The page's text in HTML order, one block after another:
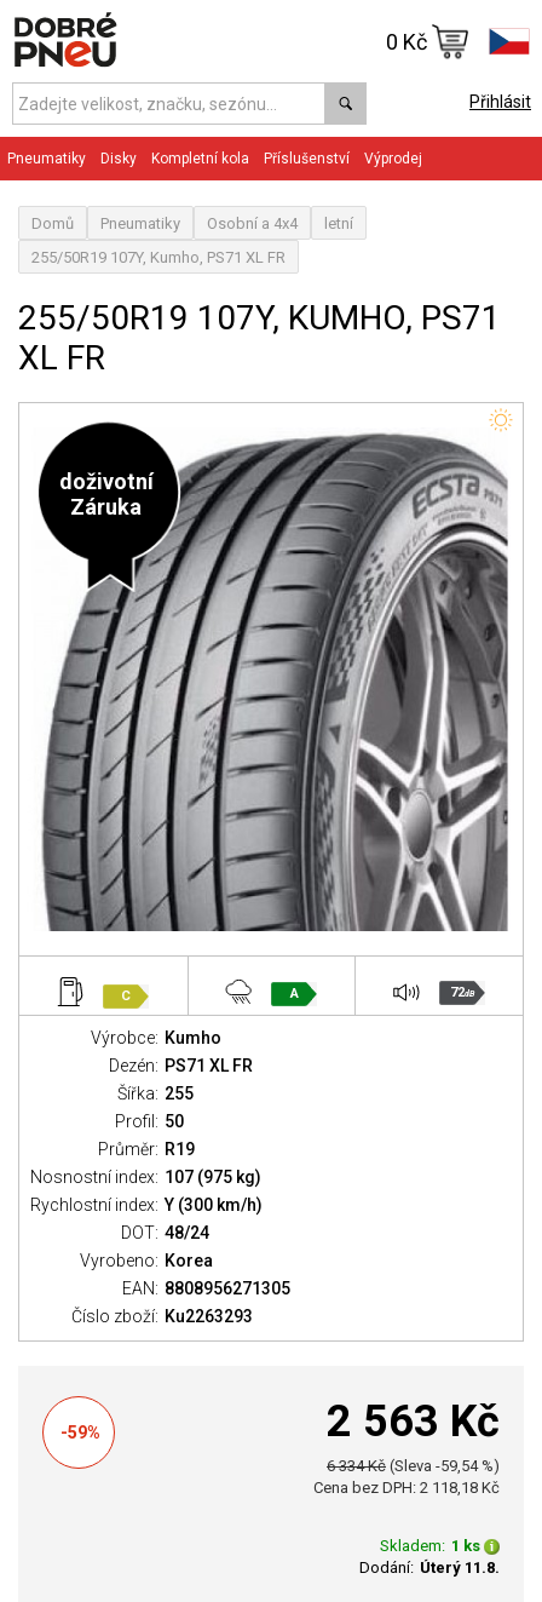
Přihlásit
0 Kč
Pneumatiky Disky Kompletní kola Příslušenství Výprodej
Domů Pneumatiky Osobní a 4x4
letní
255/50R19 107Y, Kumho, PS71 XL FR
255/50R19 107Y, KUMHO, PS71
XL FR
doživotní
Záruka
C A 72dB
Výrobce: Kumho
Dezén: PS71 XL FR
Šířka: 255
Profil: 50
Průměr: R19
Nosnostní index: 107 (975 kg)
Rychlostní index: Y (300 km/h)
DOT: 48/24
Vyrobeno: Korea
EAN: 8808956271305
Číslo zboží: Ku2263293
-59% 2 563 Kč
6 334 Kč (Sleva -59,54 %)
Cena bez DPH: 2 118,18 Kč
Skladem: 1 ks
Dodání: Úterý 11.8.